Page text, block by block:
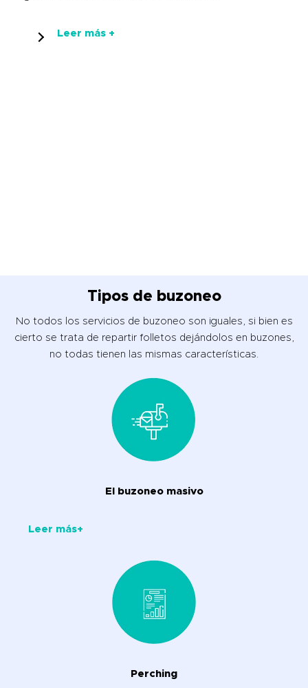
Leer más +
Tipos de buzoneo
No todos los servicios de buzoneo son iguales, si bien es
cierto se trata de repartir folletos dejándolos en buzones,
no todas tienen las mismas características.
El buzoneo masivo
Leer más+
Perching